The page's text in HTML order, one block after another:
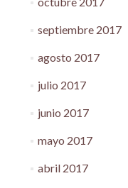
septiembre 2017
agosto 2017
julio 2017
junio 2017
mayo 2017
abril 2017